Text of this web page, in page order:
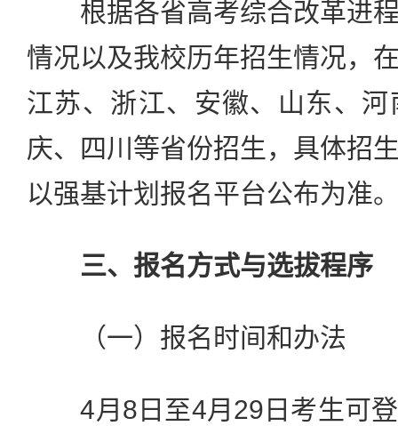
根据各省高考综合改革进程
情况以及我校历年招生情况，
江苏、浙江、安徽、山东、
庆、四川等省份招生，具体招
以强基计划报名平台公布为准
三、报名方式与选拔程序
（一）报名时间和办法
4月8日至4月29日考生可登